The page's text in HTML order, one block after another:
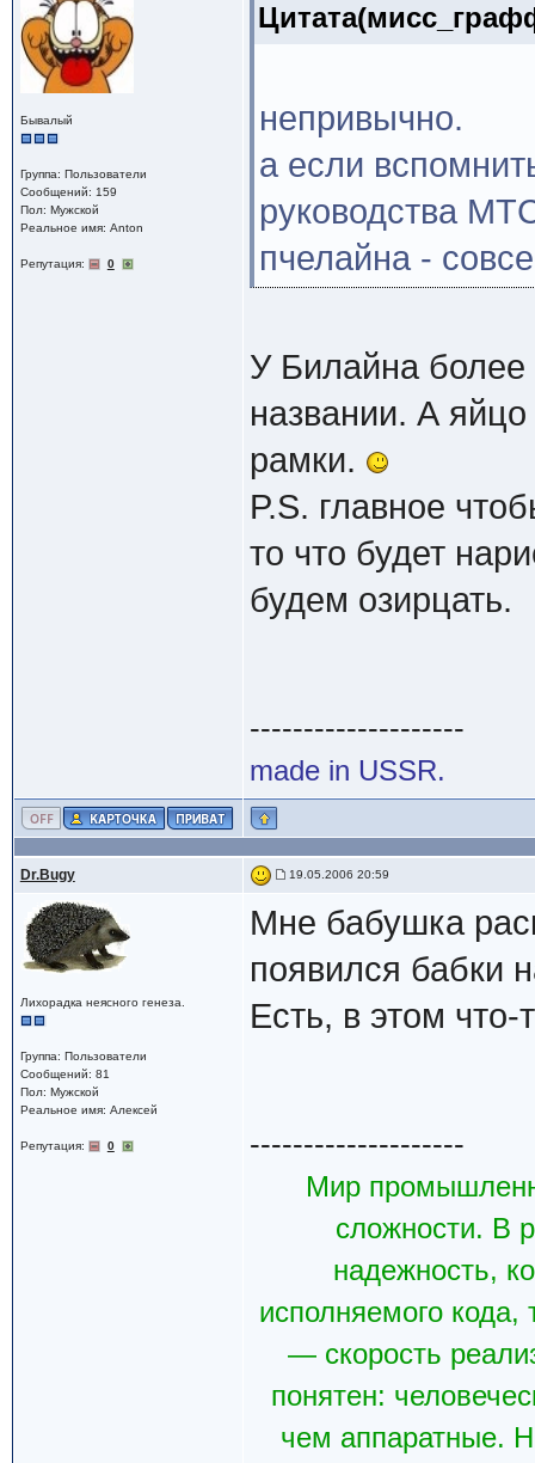
Бывалый
Группа: Пользователи
Сообщений: 159
Пол: Мужской
Реальное имя: Anton
Репутация: 0
непривычно.
а если
руководства
пчелайна -
У Билайна
названии. А
рамки.
P.S. главное
то что будет
будем озирцать.
--------------------
made in USSR.
Dr.Bugy 19.05.2006 20:59
Лихорадка неясного генеза.
Группа: Пользователи
Сообщений: 81
Пол: Мужской
Реальное имя: Алексей
Репутация: 0
Мне бабушка
появился бабки
Есть, в этом
--------------------
Мир
сложности. В
надежность,
исполняемого кода,
— скорость
понятен:
чем аппаратные.